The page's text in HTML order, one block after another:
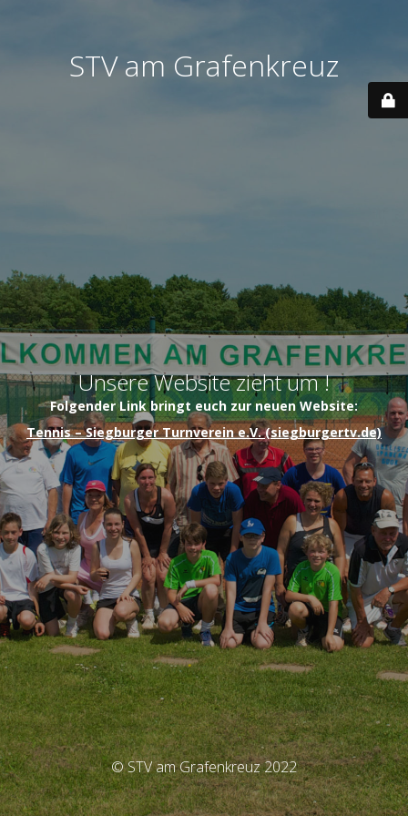
STV am Grafenkreuz
Unsere Website zieht um !
Folgender Link bringt euch zur neuen Website:
Tennis – Siegburger Turnverein e.V. (siegburgertv.de)
© STV am Grafenkreuz 2022